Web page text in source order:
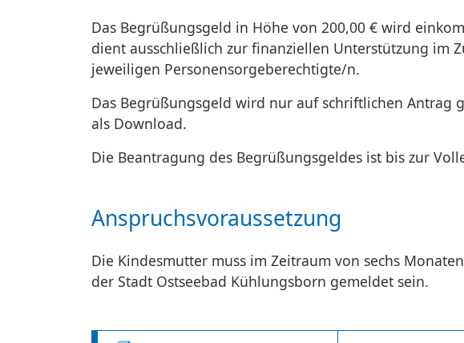
Das Begrüßungsgeld in Höhe von 200,00 € wird
dient ausschließlich zur finanziellen Unterstützung im
jeweiligen Personensorgeberechtigte/n.
Das Begrüßungsgeld wird nur auf schriftlichen
als Download.
Die Beantragung des Begrüßungsgeldes ist bis zur
Anspruchsvoraussetzung
Die Kindesmutter muss im Zeitraum von sechs
der Stadt Ostseebad Kühlungsborn gemeldet sein.